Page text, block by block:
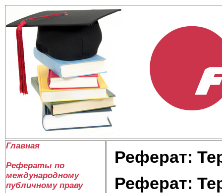
Главная
Рефераты по
международному
публичному праву
Реферат:
Реферат: